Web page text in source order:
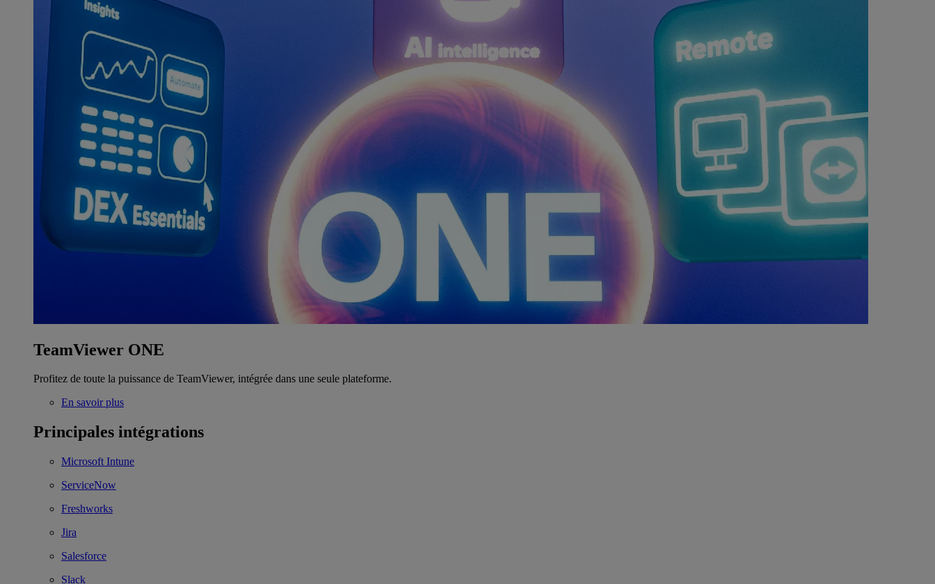
TeamViewer ONE
Profitez de toute la puissance de TeamViewer, intégrée dans une seule plateforme.
En savoir plus
Principales intégrations
Microsoft Intune
ServiceNow
Freshworks
Jira
Salesforce
Slack